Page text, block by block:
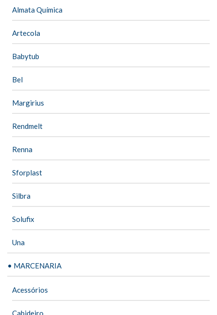
Almata Química
Artecola
Babytub
Bel
Margirius
Rendmelt
Renna
Sforplast
Silbra
Solufix
Una
• MARCENARIA
Acessórios
Cabideiro